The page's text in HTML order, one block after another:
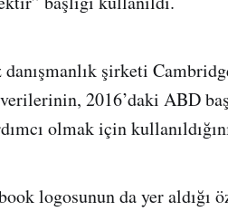
şirketi
2016’daki ABD
olmak için
logosunun da yer aldığı